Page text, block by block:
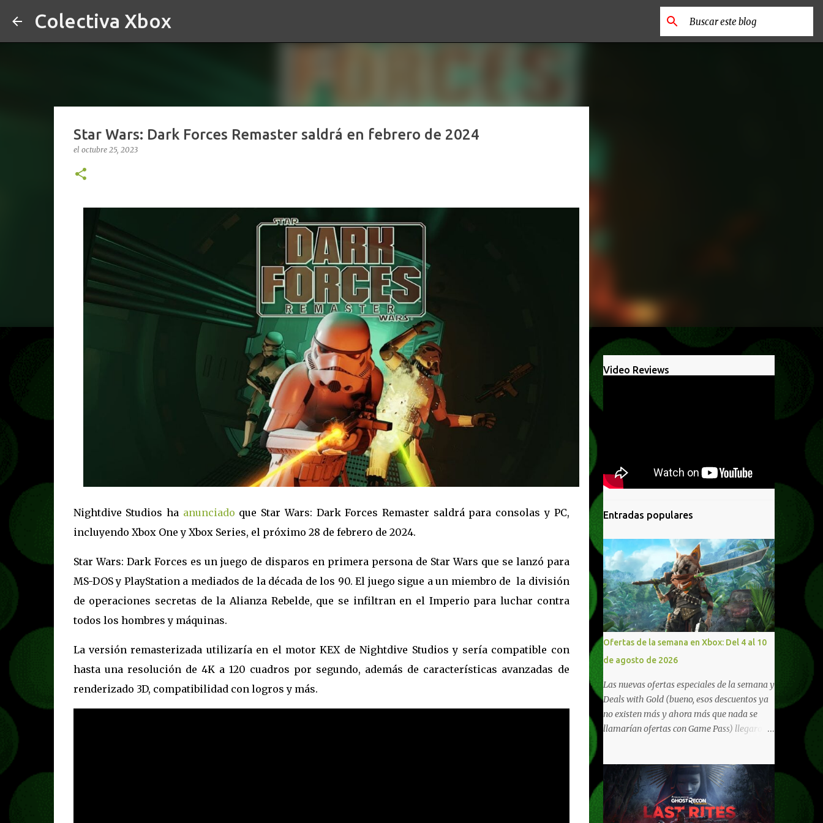
Colectiva Xbox
Star Wars: Dark Forces Remaster saldrá en febrero de 2024
el octubre 25, 2023
Nightdive Studios ha anunciado que Star Wars: Dark Forces Remaster saldrá para consolas y PC,
incluyendo Xbox One y Xbox Series, el próximo 28 de febrero de 2024.
Star Wars: Dark Forces es un juego de disparos en primera persona de Star Wars que se lanzó para
MS-DOS y PlayStation a mediados de la década de los 90. El juego sigue a un miembro de la división
de operaciones secretas de la Alianza Rebelde, que se infiltran en el Imperio para luchar contra
todos los hombres y máquinas.
La versión remasterizada utilizaría en el motor KEX de Nightdive Studios y sería compatible con
hasta una resolución de 4K a 120 cuadros por segundo, además de características avanzadas de
renderizado 3D, compatibilidad con logros y más.
Video Reviews
Entradas populares
Ofertas de la semana en Xbox: Del 4 al 10
de agosto de 2026
Las nuevas ofertas especiales de la semana y
Deals with Gold (bueno, esos descuentos ya
no existen más y ahora más que nada se
llamarían ofertas con Game Pass) llegaron a
10/11, varios de los juegos que están de
oferta también cuentan con soporte para
Xbox Play Anywhere, lo que nos permite
jugarlos y mantener un progreso